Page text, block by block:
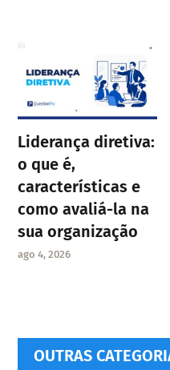
Liderança diretiva:
o que é,
características e
como avaliá-la na
sua organização
ago 4, 2026
OUTRAS